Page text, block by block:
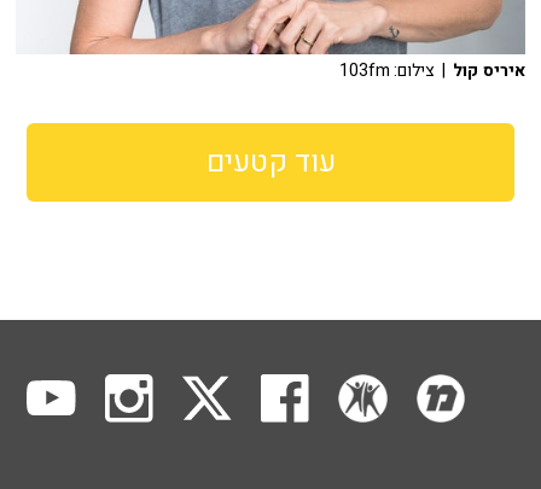
איריס קול | צילום: 103fm
עוד קטעים